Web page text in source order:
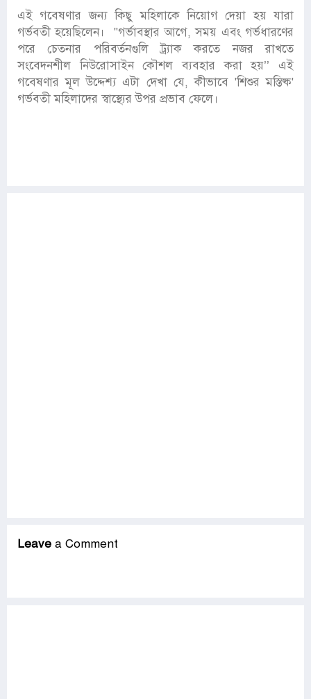
এই গবেষণার জন্য কিছু মহিলাকে নিয়োগ দেয়া হয় যারা
গর্ভবতী হয়েছিলেন। "গর্ভাবস্থার আগে, সময় এবং গর্ভধারণের
পরে চেতনার পরিবর্তনগুলি ট্র্যাক করতে নজর রাখতে
সংবেদনশীল নিউরোসাইন কৌশল ব্যবহার করা হয়’’ এই
গবেষণার মূল উদ্দেশ্য এটা দেখা যে, কীভাবে 'শিশুর মস্তিষ্ক'
গর্ভবতী মহিলাদের স্বাস্থ্যের উপর প্রভাব ফেলে।
Leave a Comment